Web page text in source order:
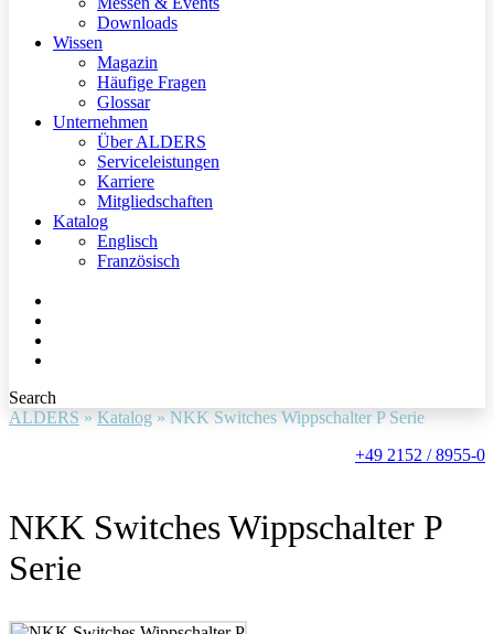
Downloads
Wissen
Magazin
Häufige Fragen
Glossar
Unternehmen
Über ALDERS
Serviceleistungen
Karriere
Mitgliedschaften
Katalog
Englisch
Französisch
Search
ALDERS » Katalog » NKK Switches Wippschalter P Serie
+49 2152 / 8955-0
NKK Switches Wippschalter P
Serie